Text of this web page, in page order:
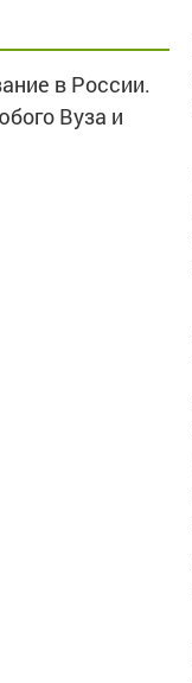
в России.
Вуза и